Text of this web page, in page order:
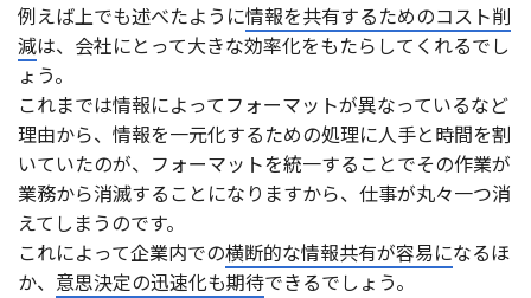
例えば上でも述べたように情報を共有するためのコスト削
減は、会社にとって大きな効率化をもたらしてくれるでし
ょう。
これまでは情報によってフォーマットが異なっているなど
理由から、情報を一元化するための処理に人手と時間を割
いていたのが、フォーマットを統一することでその作業が
業務から消滅することになりますから、仕事が丸々一つ消
えてしまうのです。
これによって企業内での横断的な情報共有が容易になるほ
か、 意思決定の迅速化も期待できるでしょう。